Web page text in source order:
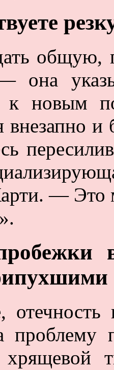
общую,
к новым
и
— Это
проблему
хрящевой